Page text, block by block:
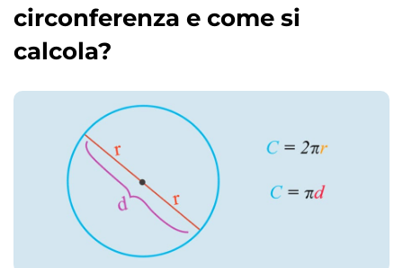
circonferenza e come si
calcola?